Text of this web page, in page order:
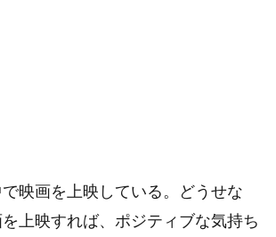
映画を上映している。どうせな
上映すれば、ポジティブな気持ち